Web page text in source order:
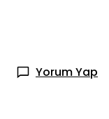
Yorum Yap